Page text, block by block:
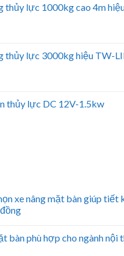
thủy lực 1000kg cao 4m
thủy lực 3000kg hiệu TW-
thủy lực DC 12V-1.5kw
xe nâng mặt bàn giúp tiết
bàn phù hợp cho ngành nội